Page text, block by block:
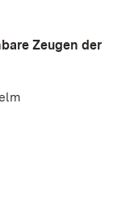
Zeugen der